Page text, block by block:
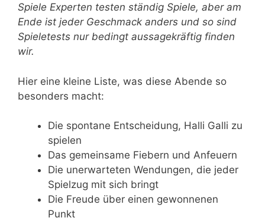
Spiele Experten testen ständig Spiele, aber am
Ende ist jeder Geschmack anders und so sind
Spieletests nur bedingt aussagekräftig finden
wir.
Hier eine kleine Liste, was diese Abende so
besonders macht:
Die spontane Entscheidung, Halli Galli zu
spielen
Das gemeinsame Fiebern und Anfeuern
Die unerwarteten Wendungen, die jeder
Spielzug mit sich bringt
Die Freude über einen gewonnenen
Punkt